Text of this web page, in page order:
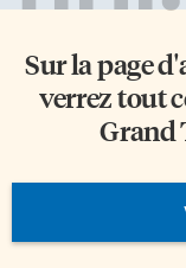
Sur la page
verrez tout
Grand